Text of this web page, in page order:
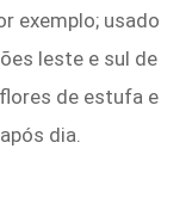
exemplo; usado
leste e sul de
de estufa e
dia.